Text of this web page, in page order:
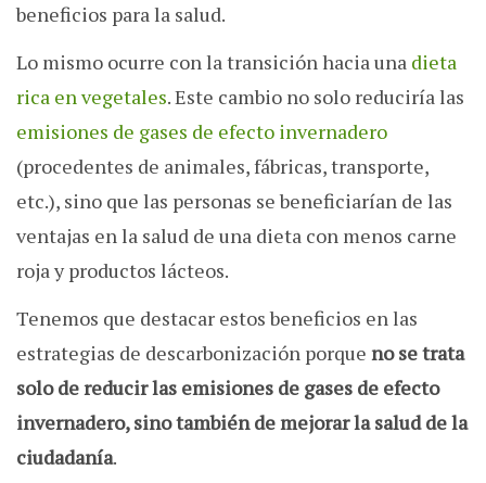
beneficios para la salud.
Lo mismo ocurre con la transición hacia una dieta
rica en vegetales. Este cambio no solo reduciría las
emisiones de gases de efecto invernadero
(procedentes de animales, fábricas, transporte,
etc.), sino que las personas se beneficiarían de las
ventajas en la salud de una dieta con menos carne
roja y productos lácteos.
Tenemos que destacar estos beneficios en las
estrategias de descarbonización porque no se trata
solo de reducir las emisiones de gases de efecto
invernadero, sino también de mejorar la salud de la
ciudadanía.